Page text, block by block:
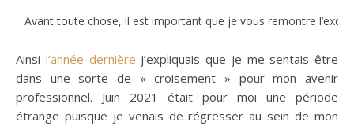
Avant toute chose, il est important que je vous remontre
Ainsi l’année dernière j’expliquais que je me sentais être
dans une sorte de « croisement » pour mon avenir
professionnel. Juin 2021 était pour moi une période
étrange puisque je venais de régresser au sein de mon